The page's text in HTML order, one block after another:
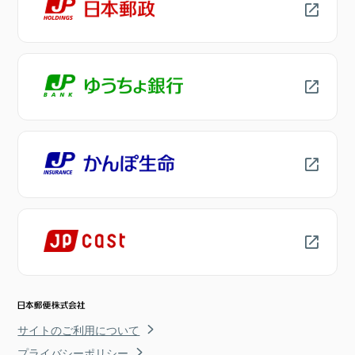
サイトのご利用について